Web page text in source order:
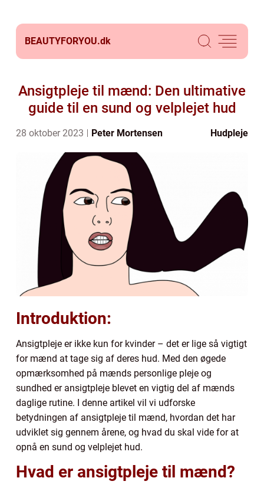
BEAUTYFORYOU.dk
Ansigtpleje til mænd: Den ultimative
guide til en sund og velplejet hud
28 oktober 2023 Peter Mortensen Hudpleje
Introduktion:
Ansigtpleje er ikke kun for kvinder – det er lige så vigtigt
for mænd at tage sig af deres hud. Med den øgede
opmærksomhed på mænds personlige pleje og
sundhed er ansigtpleje blevet en vigtig del af mænds
daglige rutine. I denne artikel vil vi udforske
betydningen af ansigtpleje til mænd, hvordan det har
udviklet sig gennem årene, og hvad du skal vide for at
opnå en sund og velplejet hud.
Hvad er ansigtpleje til mænd?